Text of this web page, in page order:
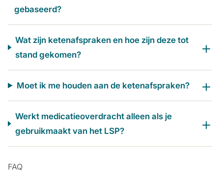
gebaseerd?
Wat zijn ketenafspraken en hoe zijn deze tot
stand gekomen?
Moet ik me houden aan de ketenafspraken?
Werkt medicatieoverdracht alleen als je
gebruikmaakt van het LSP?
FAQ